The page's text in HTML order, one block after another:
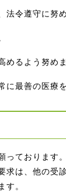
法令遵守に努め
めるよう努めま
に最善の医療
ております。
求は、他の受
す。